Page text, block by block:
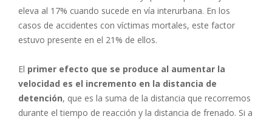
eleva al 17% cuando sucede en vía interurbana. En los
casos de accidentes con víctimas mortales, este factor
estuvo presente en el 21% de ellos.
El primer efecto que se produce al aumentar la
velocidad es el incremento en la distancia de
detención, que es la suma de la distancia que recorremos
durante el tiempo de reacción y la distancia de frenado. Si a